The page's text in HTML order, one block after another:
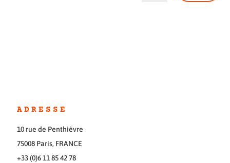
ADRESSE
10 rue de Penthièvre
75008 Paris, FRANCE
+33 (0)6 11 85 42 78